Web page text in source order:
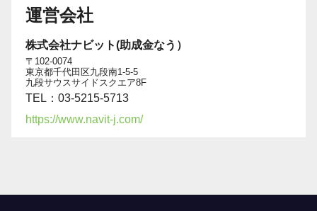
運営会社
株式会社ナビット(助成金なう）
〒102-0074
東京都千代田区九段南1-5-5
九段サウスサイドスクエア8F
TEL：03-5215-5713
https://www.navit-j.com/